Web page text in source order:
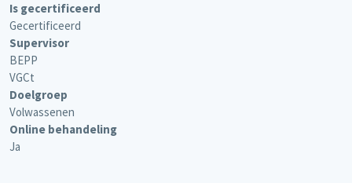
Is gecertificeerd
Gecertificeerd
Supervisor
BEPP
VGCt
Doelgroep
Volwassenen
Online behandeling
Ja